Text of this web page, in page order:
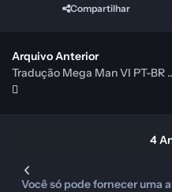
Compartilhar
Arquivo Anterior
Tradução
4
Você só pode fornecer uma